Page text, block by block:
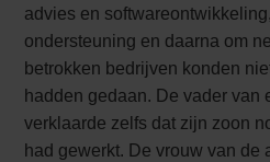
advies en
ondersteuning en daarna om
betrokken bedrijven konden
hadden gedaan. De vader van
verklaarde zelfs dat zijn zoon
had gewerkt. De vrouw van de